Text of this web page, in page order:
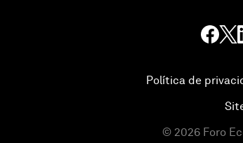
Política de
© 2026 Foro